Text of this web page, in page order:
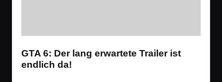
GTA 6: Der lang erwartete Trailer ist
endlich da!